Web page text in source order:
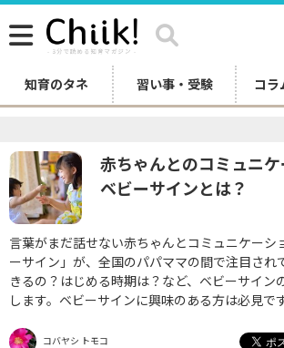
知育のタネ 習い事・受験 コラ
赤ちゃんとのコミュニケ
ベビーサインとは？
言葉がまだ話せない赤ちゃんとコミュニケーシ
ーサイン」が、全国のパパママの間で注目され
きるの？はじめる時期は？など、ベビーサイン
します。ベビーサインに興味のある方は必見です
コバヤシ トモコ